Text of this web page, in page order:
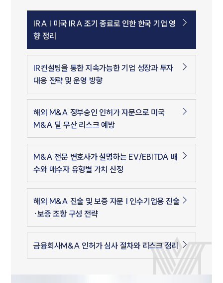
IRA | 미국 IRA 조기 종료로 인한 한국 기업 영
향 정리
IR컨설팅을 통한 지속가능한 기업 성장과 투자
대응 전략 및 운영 방향
해외 M&A 정부승인 인허가 자문으로 미국
M&A 딜 무산 리스크 예방
M&A 전문 변호사가 설명하는 EV/EBITDA 배
수와 매수자 유형별 가치 산정
해외 M&A 진술 및 보증 자문 | 인수기업용 진술
·보증 조항 구성 전략
금융회사M&A 인허가 심사 절차와 리스크 정리